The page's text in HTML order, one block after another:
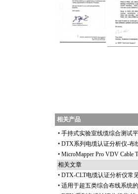
相关产品
• 手持式实验室线缆综合测试
• DTX系列电缆认证分析仪-布
• MicroMapper Pro VDV Cable
相关文章
• DTX-CLT电缆认证分析仪常
• 适用于超五类综合布线系统